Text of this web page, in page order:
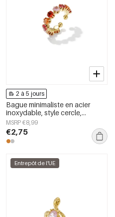
2 à 5 jours
Bague minimaliste en acier
inoxydable, style cercle,
collection Daily Simple, bijoux
pour femmes
MSRP €8,99
€2,75
Entrepôt de l'UE